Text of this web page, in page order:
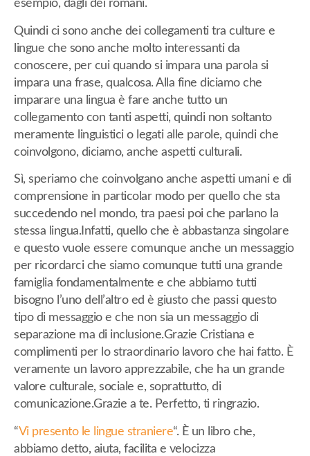
esempio, dagli dei romani.
Quindi ci sono anche dei collegamenti tra culture e
lingue che sono anche molto interessanti da
conoscere, per cui quando si impara una parola si
impara una frase, qualcosa. Alla fine diciamo che
imparare una lingua è fare anche tutto un
collegamento con tanti aspetti, quindi non soltanto
meramente linguistici o legati alle parole, quindi che
coinvolgono, diciamo, anche aspetti culturali.
Sì, speriamo che coinvolgano anche aspetti umani e di
comprensione in particolar modo per quello che sta
succedendo nel mondo, tra paesi poi che parlano la
stessa lingua.Infatti, quello che è abbastanza singolare
e questo vuole essere comunque anche un messaggio
per ricordarci che siamo comunque tutti una grande
famiglia fondamentalmente e che abbiamo tutti
bisogno l’uno dell’altro ed è giusto che passi questo
tipo di messaggio e che non sia un messaggio di
separazione ma di inclusione.Grazie Cristiana e
complimenti per lo straordinario lavoro che hai fatto. È
veramente un lavoro apprezzabile, che ha un grande
valore culturale, sociale e, soprattutto, di
comunicazione.Grazie a te. Perfetto, ti ringrazio.
“Vi presento le lingue straniere“. È un libro che,
abbiamo detto, aiuta, facilita e velocizza